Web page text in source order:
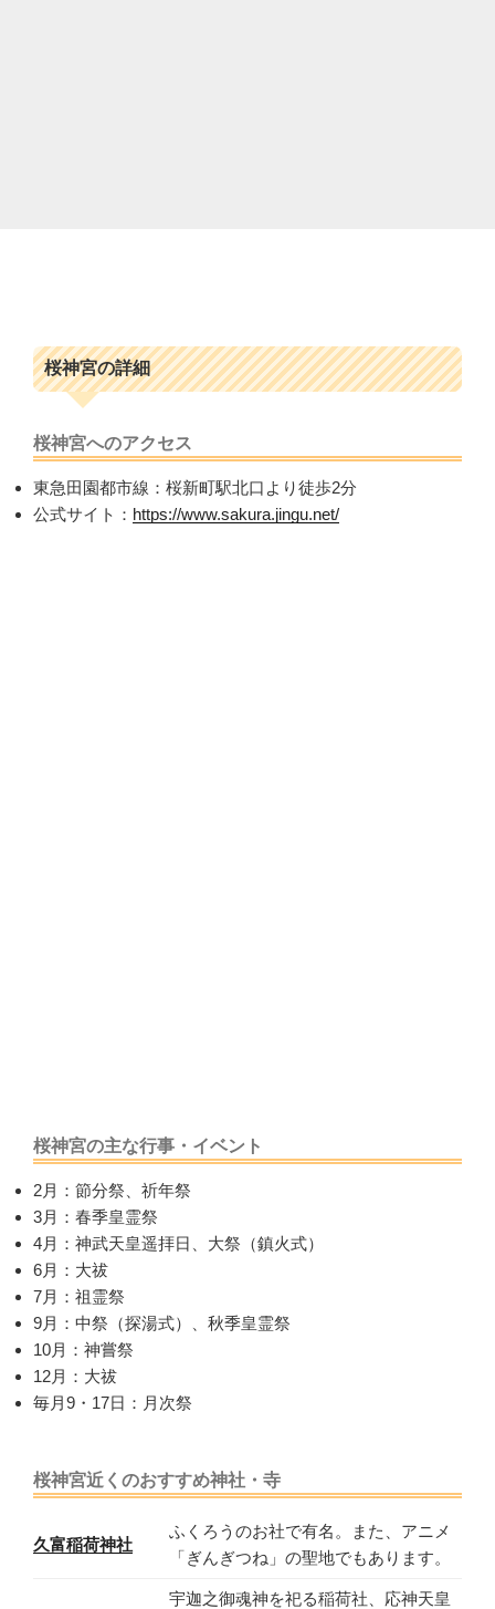
桜神宮の詳細
桜神宮へのアクセス
東急田園都市線：桜新町駅北口より徒歩2分
公式サイト： https://www.sakura.jingu.net/
桜神宮の主な行事・イベント
2月：節分祭、祈年祭
3月：春季皇霊祭
4月：神武天皇遥拝日、大祭（鎮火式）
6月：大祓
7月：祖霊祭
9月：中祭（探湯式）、秋季皇霊祭
10月：神嘗祭
12月：大祓
毎月9・17日：月次祭
桜神宮近くのおすすめ神社・寺
久富稲荷神社
ふくろうのお社で有名。また、アニメ
「ぎんぎつね」の聖地でもあります。
宇迦之御魂神を祀る稲荷社、応神天皇